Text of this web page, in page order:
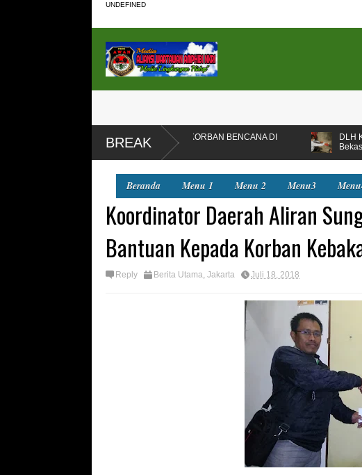
UNDEFINED
BREAK
BAJU BARU UNTUK KORBAN BENCANA DI
DLH Kota Bekasi Temukan
Beranda Menu 1 Menu 2 Menu3
Koordinator Daerah Aliran
Bantuan Kepada Korban
Reply Berita Utama, Jakarta Juli 18, 2018